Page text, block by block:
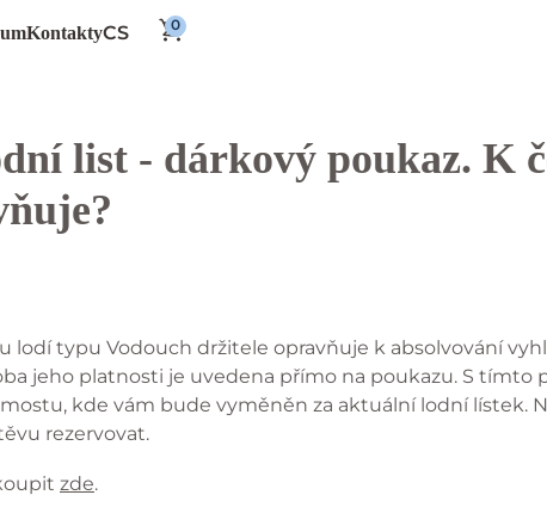
KontaktyCS
list - dárkový poukaz. K
lodí typu Vodouch držitele opravňuje k absolvování
jeho platnosti je uvedena přímo na poukazu. S tímto
kde vám bude vyměněn za aktuální lodní lístek.
rezervovat.
zde.